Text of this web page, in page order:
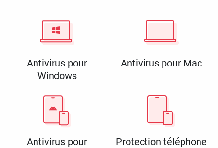
Antivirus pour
Windows
Antivirus pour Mac
Antivirus pour
Protection téléphone